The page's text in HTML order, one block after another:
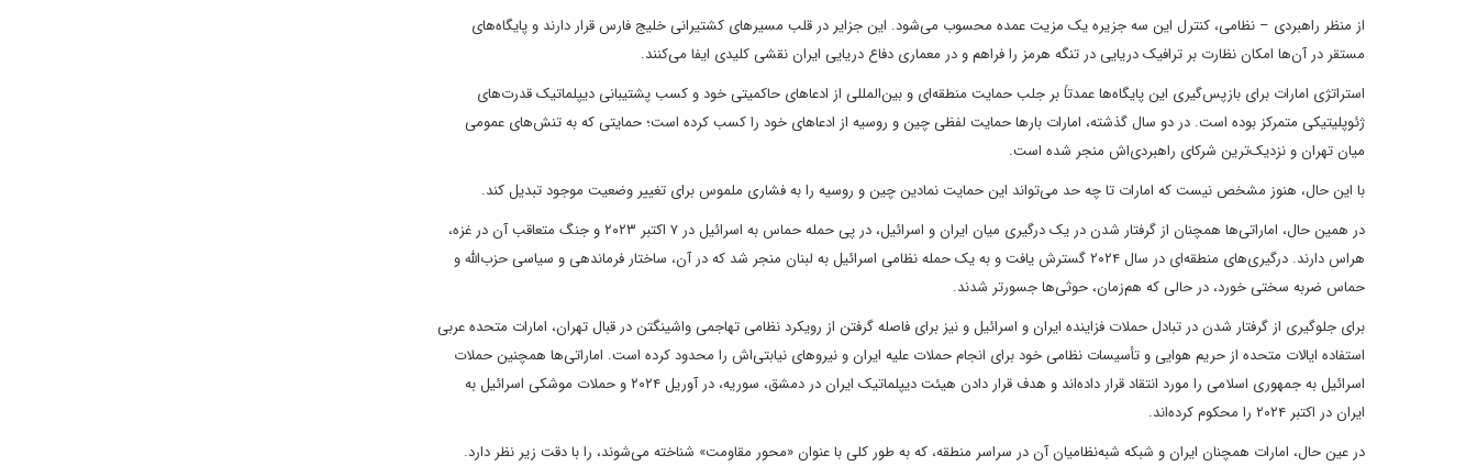
از منظر راهبردی – نظامی، کنترل این سه جزیره یک مزیت عمده محسوب می‌شود. این جزایر در قلب مسیرهای کشتیرانی خلیج فارس قرار دارند و پایگاه‌های
مستقر در آن‌ها امکان نظارت بر ترافیک دریایی در تنگه هرمز را فراهم و در معماری دفاع دریایی ایران نقشی کلیدی ایفا می‌کنند.
استراتژی امارات برای بازپس‌گیری این پایگاه‌ها عمدتاً بر جلب حمایت منطقه‌ای و بین‌المللی از ادعاهای حاکمیتی خود و کسب پشتیبانی دیپلماتیک قدرت‌های
ژئوپلیتیکی متمرکز بوده است. در دو سال گذشته، امارات بارها حمایت لفظی چین و روسیه از ادعاهای خود را کسب کرده است؛ حمایتی که به تنش‌های عمومی
میان تهران و نزدیک‌ترین شرکای راهبردی‌اش منجر شده است.
با این حال، هنوز مشخص نیست که امارات تا چه حد می‌تواند این حمایت نمادین چین و روسیه را به فشاری ملموس برای تغییر وضعیت موجود تبدیل کند.
در همین حال، اماراتی‌ها همچنان از گرفتار شدن در یک درگیری میان ایران و اسرائیل، در پی حمله حماس به اسرائیل در ۷ اکتبر ۲۰۲۳ و جنگ متعاقب آن در غزه،
هراس دارند. درگیری‌های منطقه‌ای در سال ۲۰۲۴ گسترش یافت و به یک حمله نظامی اسرائیل به لبنان منجر شد که در آن، ساختار فرماندهی و سیاسی حزب‌الله و
حماس ضربه سختی خورد، در حالی که هم‌زمان، حوثی‌ها جسورتر شدند.
برای جلوگیری از گرفتار شدن در تبادل حملات فزاینده ایران و اسرائیل و نیز برای فاصله گرفتن از رویکرد نظامی تهاجمی واشینگتن در قبال تهران، امارات متحده عربی
استفاده ایالات متحده از حریم هوایی و تأسیسات نظامی خود برای انجام حملات علیه ایران و نیروهای نیابتی‌اش را محدود کرده است. اماراتی‌ها همچنین حملات
اسرائیل به جمهوری اسلامی را مورد انتقاد قرار داده‌اند و هدف قرار دادن هیئت دیپلماتیک ایران در دمشق، سوریه، در آوریل ۲۰۲۴ و حملات موشکی اسرائیل به
ایران در اکتبر ۲۰۲۴ را محکوم کرده‌اند.
در عین حال، امارات همچنان ایران و شبکه شبه‌نظامیان آن در سراسر منطقه، که به طور کلی با عنوان «محور مقاومت» شناخته می‌شوند، را با دقت زیر نظر دارد.